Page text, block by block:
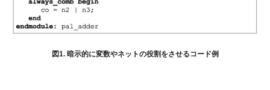
図1. 暗示的に変数やネットの役割をさせるコード例